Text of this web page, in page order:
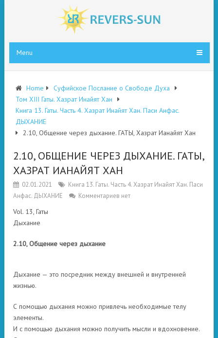
Menu
Home
Суфийское Послание о Свободе Духа
Том XIII Гаты. Хазрат Инайят Хан
Книга 13. Гаты. Часть 4. Хазрат Инайят Хан. Паси Анфас.
ДЫХАНИЕ
2.10, Общение через дыхание. ГАТЫ, Хазрат Ианайят Хан
2.10, ОБЩЕНИЕ ЧЕРЕЗ ДЫХАНИЕ. ГАТЫ,
ХАЗРАТ ИАНАЙЯТ ХАН
02.01.2021
Книга 13. Гаты. Часть 4. Хазрат Инайят Хан. Паси
Анфас. ДЫХАНИЕ
Комментариев нет
Vol. 13, Гаты
Дыхание
2.10, Общение через дыхание
Дыхание — это посредник между внешней и внутренней
жизнью.
С помощью дыхания можно привлечь необходимые телу
элементы.
И с помощью дыхания можно получить мысли и вдохновение.